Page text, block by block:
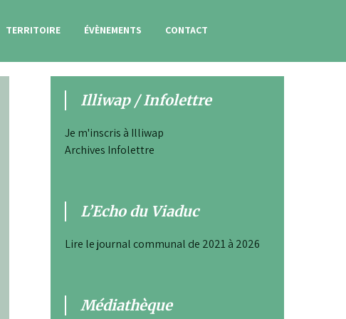
TERRITOIRE ÉVÈNEMENTS CONTACT
Illiwap / Infolettre
Je m'inscris à Illiwap
Archives Infolettre
L’Echo du Viaduc
Lire le journal communal de 2021 à 2026
Médiathèque